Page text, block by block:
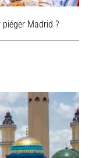
Madrid ?